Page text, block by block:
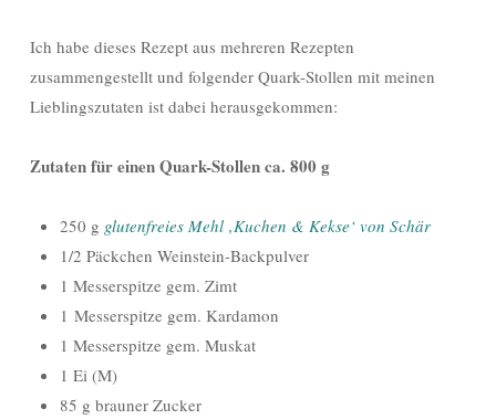
Ich habe dieses Rezept aus mehreren Rezepten
zusammengestellt und folgender Quark-Stollen mit meinen
Lieblingszutaten ist dabei herausgekommen:
Zutaten für einen Quark-Stollen ca. 800 g
250 g glutenfreies Mehl ‚Kuchen & Kekse‘ von Schär
1/2 Päckchen Weinstein-Backpulver
1 Messerspitze gem. Zimt
1 Messerspitze gem. Kardamon
1 Messerspitze gem. Muskat
1 Ei (M)
85 g brauner Zucker